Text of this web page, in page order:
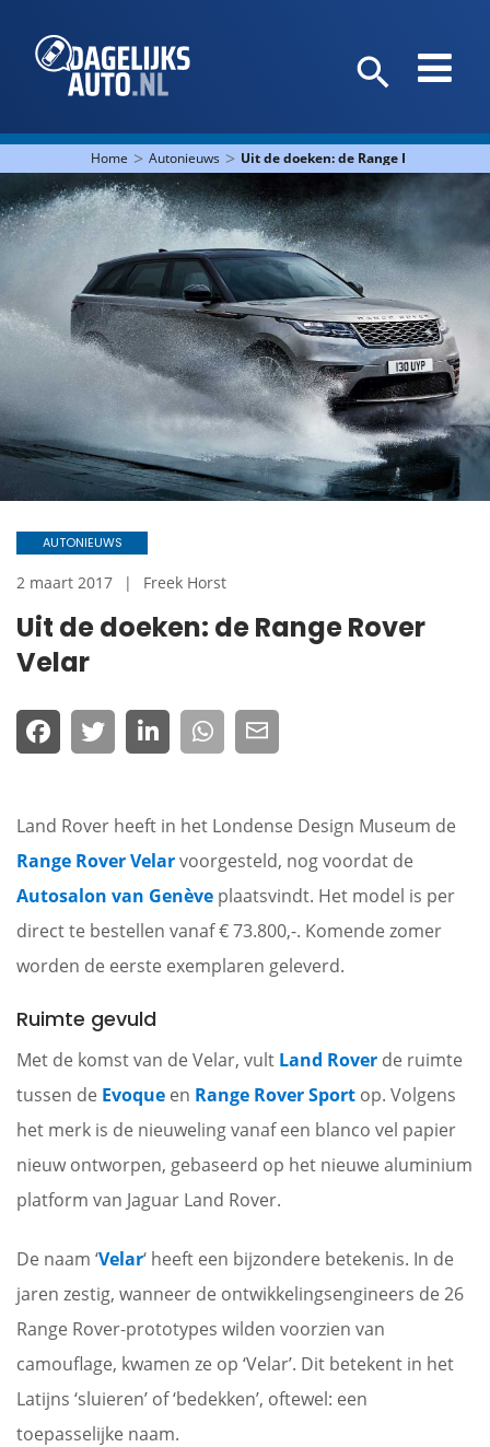
Home > Autonieuws > Uit de doeken: de Range Rover Velar
Uit de doeken: de Range Rover
Velar
AUTONIEUWS
2 maart 2017 Freek Horst
Land Rover heeft in het Londense Design Museum de
Range Rover Velarvoorgesteld, nog voordat de
Autosalon van Genève plaatsvindt. Het model is per
direct te bestellen vanaf € 73.800,-. Komende zomer
worden de eerste exemplaren geleverd.
Ruimte gevuld
Met de komst van de Velar, vult Land Rover de ruimte
tussen de Evoque en Range Rover Sport op. Volgens
het merk is de nieuweling vanaf een blanco vel papier
nieuw ontworpen, gebaseerd op het nieuwe aluminium
platform van Jaguar Land Rover.
De naam ‘Velar‘ heeft een bijzondere betekenis. In de
jaren zestig, wanneer de ontwikkelingsengineers de 26
Range Rover-prototypes wilden voorzien van
camouflage, kwamen ze op ‘Velar’. Dit betekent in het
Latijns ‘sluieren’ of ‘bedekken’, oftewel: een
toepasselijke naam.